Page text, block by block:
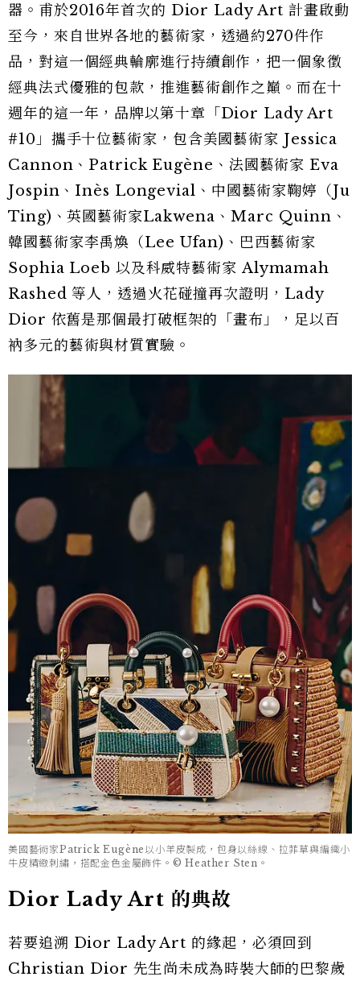
器。甫於2016年首次的 Dior Lady Art 計畫啟動
至今，來自世界各地的藝術家，透過約270件作
品，對這一個經典輪廓進行持續創作，把一個象徵
經典法式優雅的包款，推進藝術創作之巔。而在十
週年的這一年，品牌以第十章「Dior Lady Art
#10」攜手十位藝術家，包含美國藝術家 Jessica
Cannon、Patrick Eugène、法國藝術家 Eva
Jospin、Inès Longevial、中國藝術家鞠婷（Ju
Ting)、英國藝術家Lakwena、Marc Quinn、
韓國藝術家李禹煥（Lee Ufan)、巴西藝術家
Sophia Loeb 以及科威特藝術家 Alymamah
Rashed 等人，透過火花碰撞再次證明，Lady
Dior 依舊是那個最打破框架的「畫布」，足以百
衲多元的藝術與材質實驗。
美國藝術家Patrick Eugène以小羊皮製成，包身以絲線、拉菲草與編織小
牛皮精緻刺繡，搭配金色金屬飾件。© Heather Sten。
Dior Lady Art 的典故
若要追溯 Dior Lady Art 的緣起，必須回到
Christian Dior 先生尚未成為時裝大師的巴黎歲